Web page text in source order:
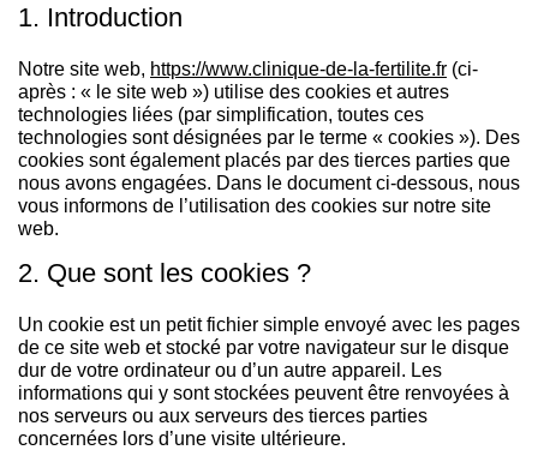
1. Introduction
Notre site web, https://www.clinique-de-la-fertilite.fr (ci-
après : « le site web ») utilise des cookies et autres
technologies liées (par simplification, toutes ces
technologies sont désignées par le terme « cookies »). Des
cookies sont également placés par des tierces parties que
nous avons engagées. Dans le document ci-dessous, nous
vous informons de l’utilisation des cookies sur notre site
web.
2. Que sont les cookies ?
Un cookie est un petit fichier simple envoyé avec les pages
de ce site web et stocké par votre navigateur sur le disque
dur de votre ordinateur ou d’un autre appareil. Les
informations qui y sont stockées peuvent être renvoyées à
nos serveurs ou aux serveurs des tierces parties
concernées lors d’une visite ultérieure.